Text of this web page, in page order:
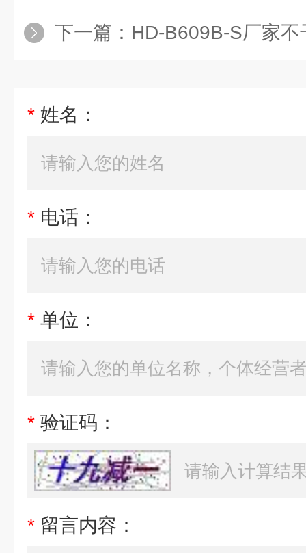
下一篇： HD-B609B-S厂家
* 姓名：
* 电话：
* 单位：
* 验证码：
* 留言内容：